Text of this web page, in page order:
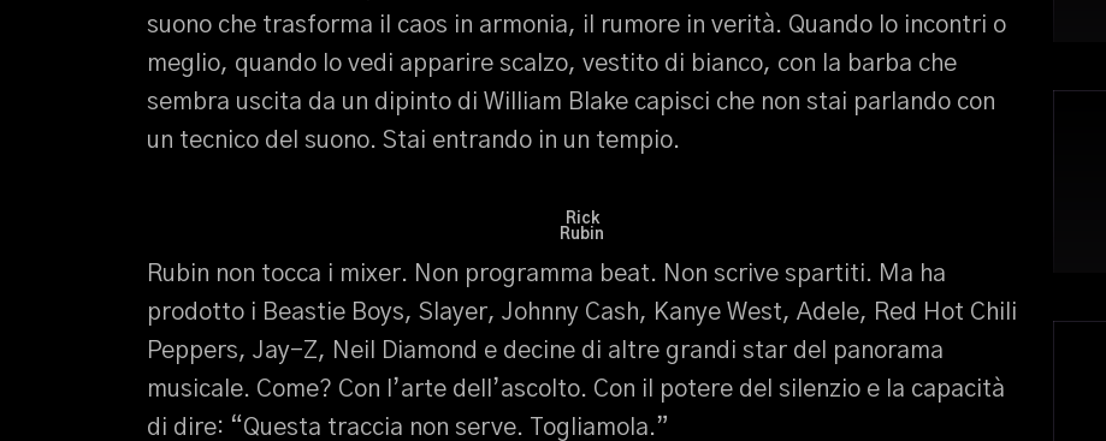
suono che trasforma il caos in armonia, il rumore in verità. Quando lo incontri o
meglio, quando lo vedi apparire scalzo, vestito di bianco, con la barba che
sembra uscita da un dipinto di William Blake capisci che non stai parlando con
un tecnico del suono. Stai entrando in un tempio.
Rick
Rubin
Rubin non tocca i mixer. Non programma beat. Non scrive spartiti. Ma ha
prodotto i Beastie Boys, Slayer, Johnny Cash, Kanye West, Adele, Red Hot Chili
Peppers, Jay-Z, Neil Diamond e decine di altre grandi star del panorama
musicale. Come? Con l’arte dell’ascolto. Con il potere del silenzio e la capacità
di dire: “Questa traccia non serve. Togliamola.”